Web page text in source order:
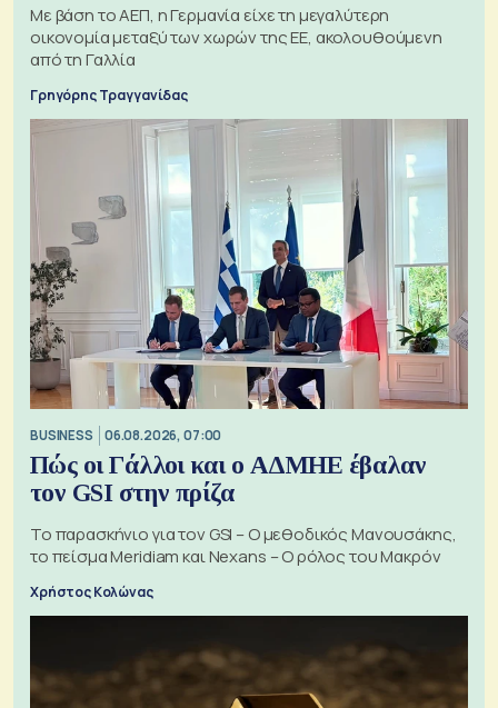
Με βάση το ΑΕΠ, η Γερμανία είχε τη μεγαλύτερη
οικονομία μεταξύ των χωρών της ΕΕ, ακολουθούμενη
από τη Γαλλία
Γρηγόρης Τραγγανίδας
BUSINESS 06.08.2026, 07:00
Πώς οι Γάλλοι και ο ΑΔΜΗΕ έβαλαν
τον GSI στην πρίζα
Το παρασκήνιο για τον GSI – Ο μεθοδικός Μανουσάκης,
το πείσμα Meridiam και Nexans – Ο ρόλος του Μακρόν
Χρήστος Κολώνας